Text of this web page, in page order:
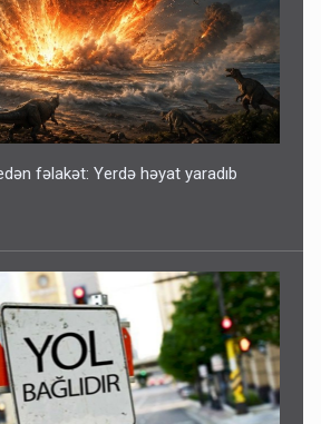
fəlakət: Yerdə həyat yaradıb